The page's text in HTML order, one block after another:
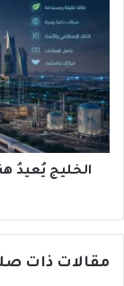
هندسةَ
المستقبل...
البنيةُ
التحتيّة
الذكيّة
تدخلُ
عصرًا
جديدًاالخليج يُعيدُ
مقالات ذات